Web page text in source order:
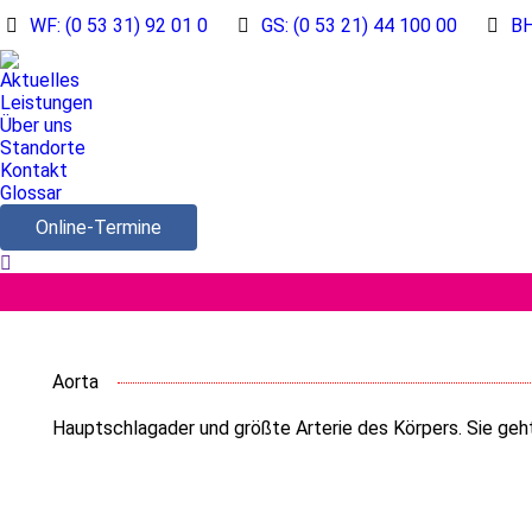
WF: (0 53 31) 92 01 0 GS: (0 53 21) 44 100 00
Aktuelles
Leistungen
Über uns
Standorte
Kontakt
Glossar
Online-Termine
Search:
Aorta
Hauptschlagader und größte Arterie des Körpers. Sie